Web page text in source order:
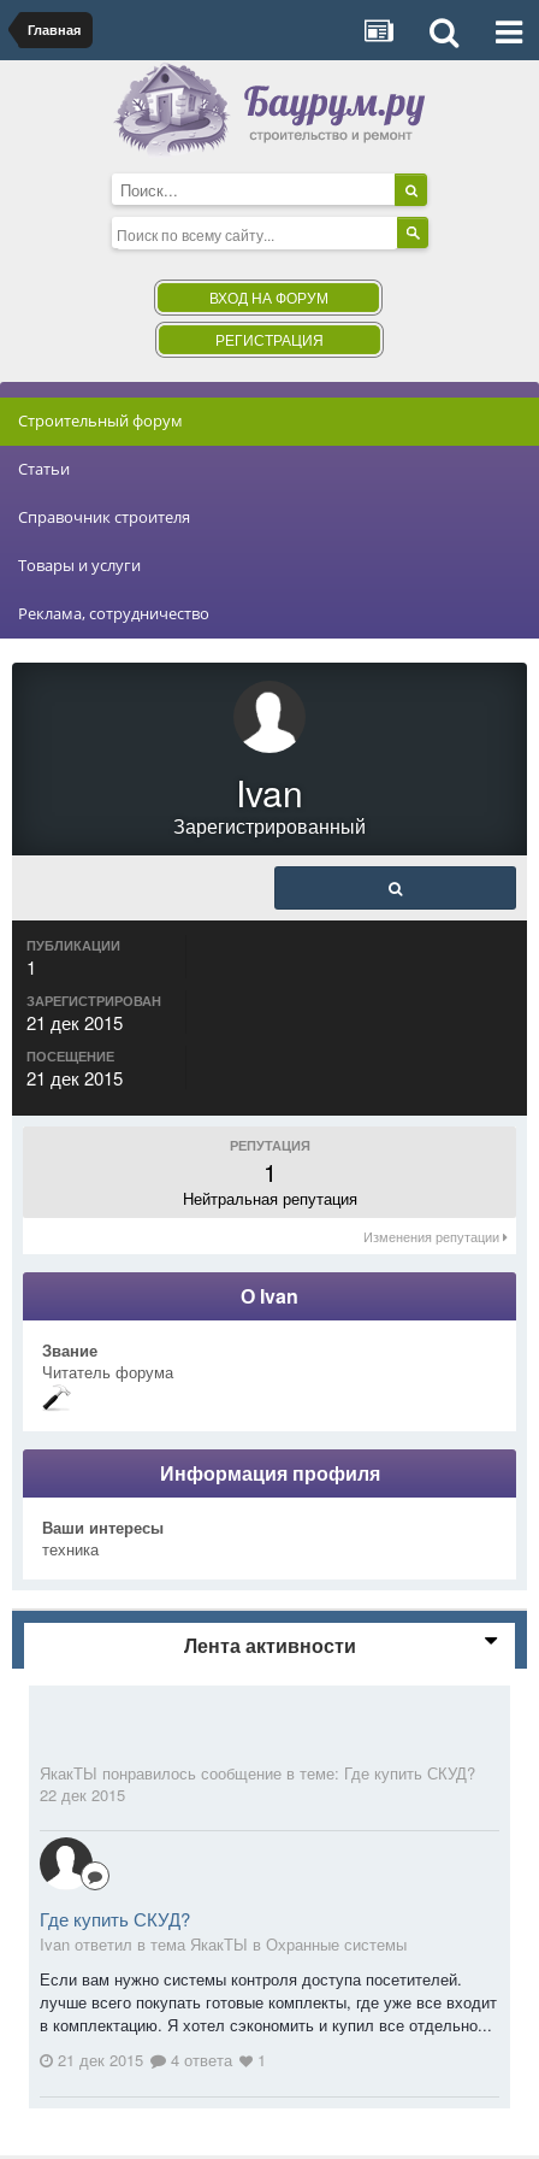
Главная
ВХОД НА ФОРУМ
РЕГИСТРАЦИЯ
Строительный форум
Статьи
Справочник строителя
Товары и услуги
Реклама, сотрудничество
Ivan
Зарегистрированный
ПУБЛИКАЦИИ
1
ЗАРЕГИСТРИРОВАН
21 дек 2015
ПОСЕЩЕНИЕ
21 дек 2015
РЕПУТАЦИЯ
1
Нейтральная репутация
Изменения репутации
О Ivan
Звание
Читатель форума
Информация профиля
Ваши интересы
техника
Лента активности
ЯкакТЫ понравилось сообщение в теме: Где купить СКУД?
22 дек 2015
Где купить СКУД?
Ivan ответил в тема ЯкакТЫ в Охранные системы
Если вам нужно системы контроля доступа посетителей.
лучше всего покупать готовые комплекты, где уже все входит
в комплектацию. Я хотел сэкономить и купил все отдельно...
21 дек 2015
4 ответа 1